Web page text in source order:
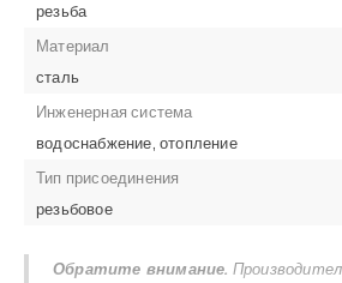
резьба
Материал
сталь
Инженерная система
водоснабжение, отопление
Тип присоединения
резьбовое
Обратите внимание.